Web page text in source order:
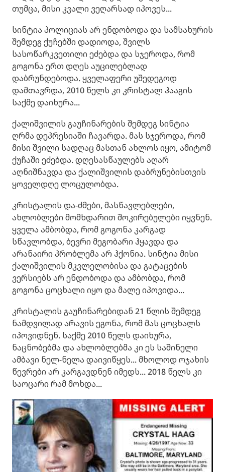
თუმცა, მისი კვალი ვეღარსად იპოვეს...
სინტია პოლიციას არ ენდობოდა და სამსახურის
შემდეგ ქუჩებში დადიოდა, შვილს
სასოწარკვეთილი ეძებდა და სჯეროდა, რომ
გოგონა ერთ დღეს აუცილებლად
დაბრუნდებოდა. ყველაფერი უშედეგოდ
დამთავრდა, 2010 წელს კი კრისტალ ჰააგის
საქმე დაიხურა...
ქალიშვილის გაუჩინარების შემდეგ სინტია
ღრმა დეპრესიაში ჩავარდა. მას სჯეროდა, რომ
მისი შვილი სადღაც მასთან ახლოს იყო, ამიტომ
ქუჩაში ეძებდა. დღესასწაულებს აღარ
აღნიშნავდა და ქალიშვილის დაბრუნებისთვის
ყოველდღე ლოცულობდა.
კრისტალის და-ძმები, მასწავლებლები,
ახლობლები მომხდარით შოკირებულები იყვნენ.
ყველა ამბობდა, რომ გოგონა კარგად
სწავლობდა, ბევრი მეგობარი ჰყავდა და
არანაირი პრობლემა არ ჰქონია. სინტია მისი
ქალიშვილის მკვლელობისა და გატაცების
ვერსიებს არ ენდობოდა და ამბობდა, რომ
გოგონა ცოცხალი იყო და მალე იპოვიდა...
კრისტალის გაუჩინარებიდან 21 წლის შემდეგ
ნამდვილად არავის ეგონა, რომ მას ცოცხალს
იპოვიდნენ. საქმე 2010 წელს დაიხურა,
ნაცნობებმა და ახლობლებმა კი ეს საშინელი
ამბავი ნელ-ნელა დაივიწყეს... მხოლოდ ოჯახის
წევრები არ კარგავდნენ იმედს... 2018 წელს კი
საოცარი რამ მოხდა...